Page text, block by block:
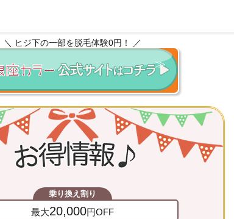
＼ ヒジ下の一部を脱毛体験0円！ ／
乗り換え割り
最大20,000円OFF